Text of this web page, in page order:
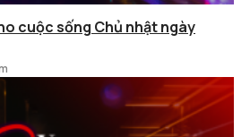
cuộc sống Chủ nhật ngày